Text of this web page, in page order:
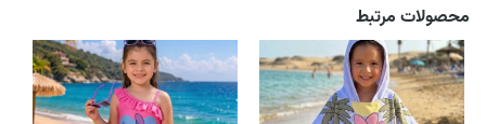
محصولات مرتبط